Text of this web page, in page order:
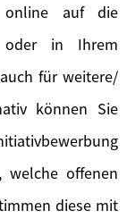
online auf die
oder in Ihrem
für weitere/
können Sie
welche offenen
diese mit